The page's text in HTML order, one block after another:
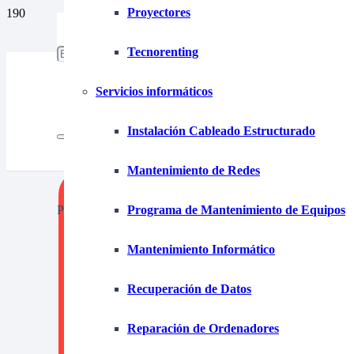
653 15 87 39
925 280 355
Product has been added to your cart.
Proyectores
Tecnorenting
Servicios informáticos
Instalación Cableado Estructurado
Mantenimiento de Redes
Programa de Mantenimiento de Equipos
Mantenimiento Informático
Recuperación de Datos
Reparación de Ordenadores